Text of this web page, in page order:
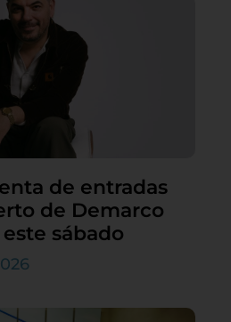
de entradas
de Demarco
sábado